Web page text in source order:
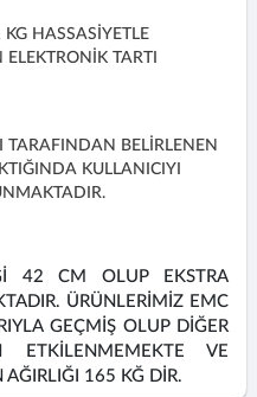
HASSASİYETLE
TARTI
TARAFINDAN BELİRLENEN
KULLANICIYI
42 CM OLUP EKSTRA
ÜRÜNLERİMİZ EMC
GEÇMİŞ OLUP DİĞER
ETKİLENMEMEKTE VE
165 KĞ DİR.